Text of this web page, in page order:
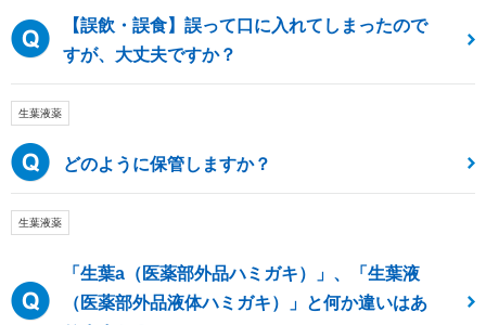
【誤飲・誤食】誤って口に入れてしまったので
すが、大丈夫ですか？
生葉液薬
どのように保管しますか？
生葉液薬
「生葉a（医薬部外品ハミガキ）」、「生葉液
（医薬部外品液体ハミガキ）」と何か違いはあ